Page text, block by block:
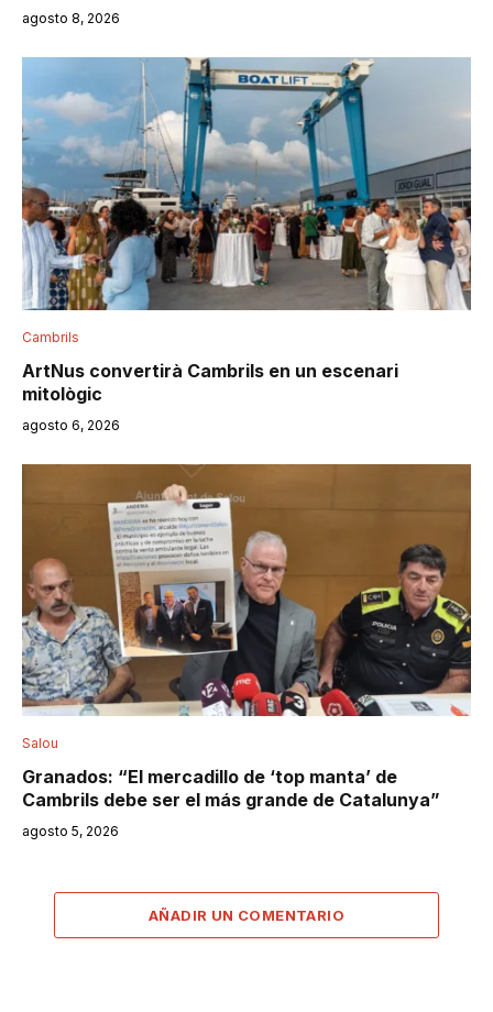
agosto 8, 2026
Cambrils
ArtNus convertirà Cambrils en un escenari
mitològic
agosto 6, 2026
Salou
Granados: “El mercadillo de ‘top manta’ de
Cambrils debe ser el más grande de Catalunya”
agosto 5, 2026
AÑADIR UN COMENTARIO